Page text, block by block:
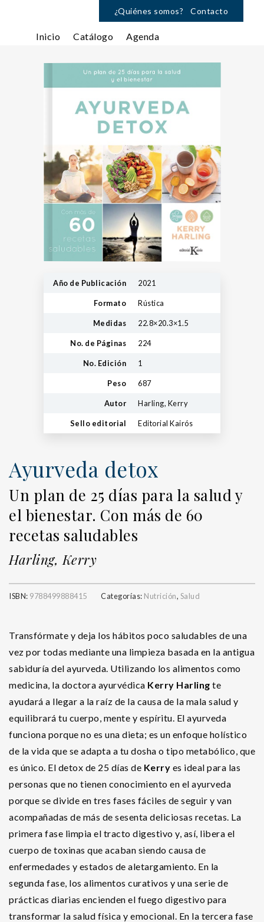
¿Quiénes somos? Contacto
Inicio Catálogo Agenda
Año de Publicación 2021
Formato Rústica
Medidas 22.8×20.3×1.5
No. de Páginas 224
No. Edición 1
Peso 687
Autor Harling, Kerry
Sello editorial Editorial Kairós
Ayurveda detox
Un plan de 25 días para la salud y
el bienestar. Con más de 60
recetas saludables
Harling, Kerry
ISBN: 9788499888415 Categorías: Nutrición, Salud
Transfórmate y deja los hábitos poco saludables de una
vez por todas mediante una limpieza basada en la antigua
sabiduría del ayurveda. Utilizando los alimentos como
medicina, la doctora ayurvédica Kerry Harling te
ayudará a llegar a la raíz de la causa de la mala salud y
equilibrará tu cuerpo, mente y espíritu. El ayurveda
funciona porque no es una dieta; es un enfoque holístico
de la vida que se adapta a tu dosha o tipo metabólico, que
es único. El detox de 25 días de Kerry es ideal para las
personas que no tienen conocimiento en el ayurveda
porque se divide en tres fases fáciles de seguir y van
acompañadas de más de sesenta deliciosas recetas. La
primera fase limpia el tracto digestivo y, así, libera el
cuerpo de toxinas que acaban siendo causa de
enfermedades y estados de aletargamiento. En la
segunda fase, los alimentos curativos y una serie de
prácticas diarias encienden el fuego digestivo para
transformar la salud física y emocional. En la tercera fase